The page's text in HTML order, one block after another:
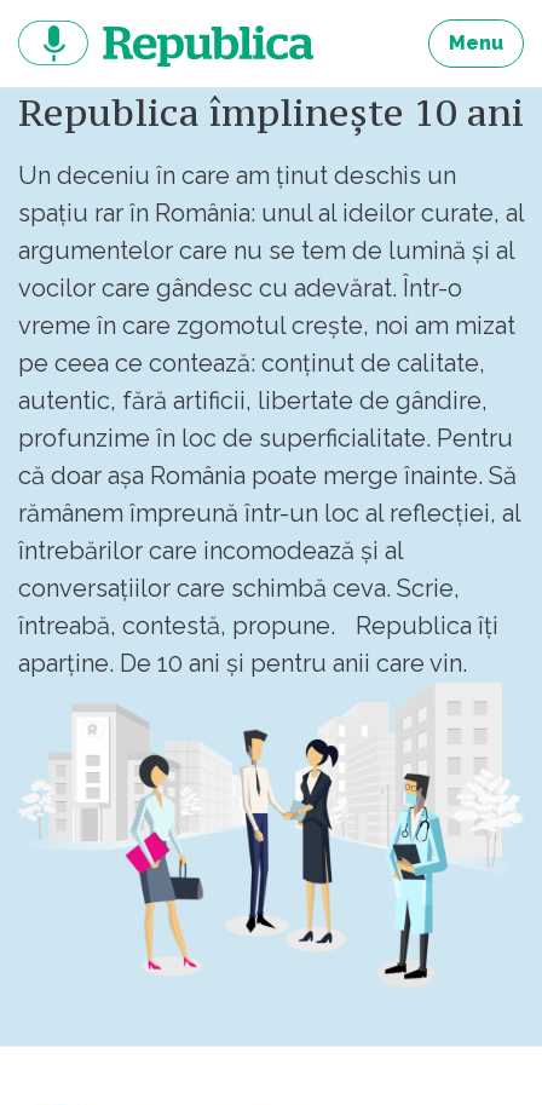
continut
Menu
Republica împlinește 10 ani
Un deceniu în care am ținut deschis un
spațiu rar în România: unul al ideilor curate, al
argumentelor care nu se tem de lumină și al
vocilor care gândesc cu adevărat. Într-o
vreme în care zgomotul crește, noi am mizat
pe ceea ce contează: conținut de calitate,
autentic, fără artificii, libertate de gândire,
profunzime în loc de superficialitate. Pentru
că doar așa România poate merge înainte. Să
rămânem împreună într-un loc al reflecției, al
întrebărilor care incomodează și al
conversațiilor care schimbă ceva. Scrie,
întreabă, contestă, propune. Republica îți
aparține. De 10 ani și pentru anii care vin.